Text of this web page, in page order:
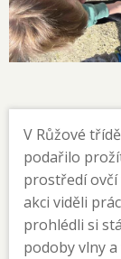
V Růžové
podařilo
prostředí ovčí
akci viděli
prohlédli si
podoby vlny